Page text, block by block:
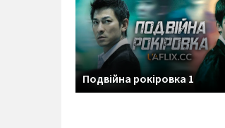
Подвійна рокіровка 1